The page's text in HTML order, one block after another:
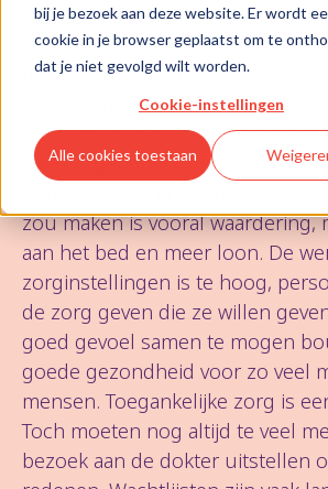
bij je bezoek aan deze website. Er wordt
cookie in je browser geplaatst om te
dat je niet gevolgd wilt worden.
Cookie-instellingen
Alle cookies toestaan
Geen sector steunt meer op
zorg. Elke dag geven duizenden
beste van zichzelf om wie ziek is
heeft, te helpen. Tijdens de
de mensen in de zorg de
gaan liggen merken we dat daar
tegenover stond. Hetgeen de
zou maken is vooral waardering,
aan het bed en meer loon. De
zorginstellingen is te hoog,
de zorg geven die ze willen
goed gevoel samen te mogen
goede gezondheid voor zo veel
mensen. Toegankelijke zorg is
Toch moeten nog altijd te veel
bezoek aan de dokter uitstellen